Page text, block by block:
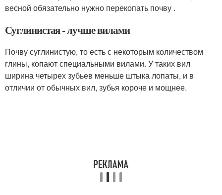
весной обязательно нужно перекопать почву .
Суглинистая - лучше вилами
Почву суглинистую, то есть с некоторым количеством
глины, копают специальными вилами. У таких вил
ширина четырех зубьев меньше штыка лопаты, и в
отличии от обычных вил, зубья короче и мощнее.